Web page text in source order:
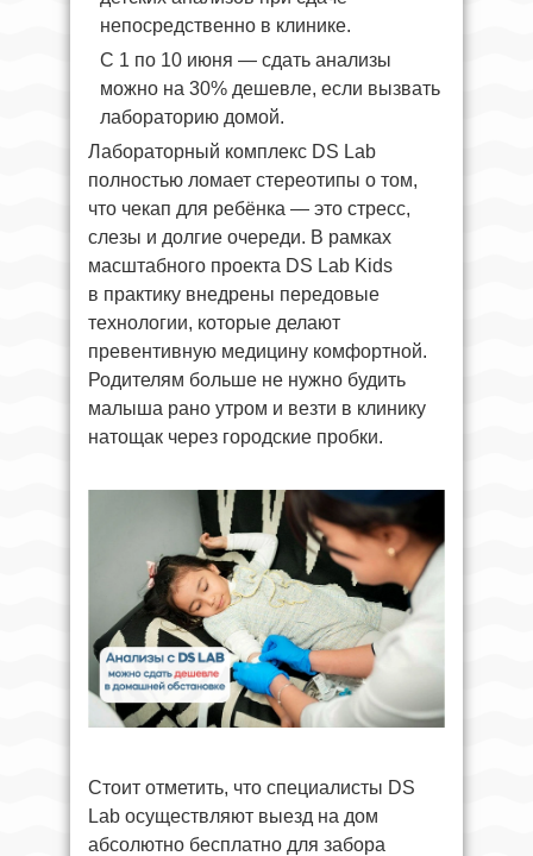
непосредственно в клинике.
С 1 по 10 июня — сдать анализы
можно на 30% дешевле, если вызвать
лабораторию домой.
Лабораторный комплекс DS Lab
полностью ломает стереотипы о том,
что чекап для ребёнка — это стресс,
слезы и долгие очереди. В рамках
масштабного проекта DS Lab Kids
в практику внедрены передовые
технологии, которые делают
превентивную медицину комфортной.
Родителям больше не нужно будить
малыша рано утром и везти в клинику
натощак через городские пробки.
Стоит отметить, что специалисты DS
Lab осуществляют выезд на дом
абсолютно бесплатно для забора